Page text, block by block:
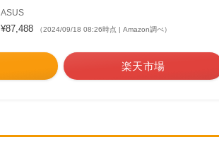
ASUS
¥87,488 （2024/09/18 08:26時点 | Amazon調べ）
楽天市場